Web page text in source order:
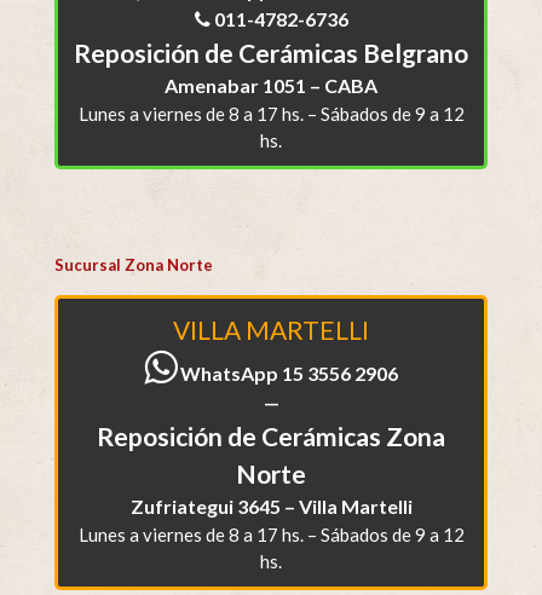
011-4782-6736
Reposición de Cerámicas Belgrano
Amenabar 1051 – CABA
Lunes a viernes de 8 a 17 hs. – Sábados de 9 a 12
hs.
Sucursal Zona Norte
VILLA MARTELLI
WhatsApp 15 3556 2906
—
Reposición de Cerámicas Zona
Norte
Zufriategui 3645 – Villa Martelli
Lunes a viernes de 8 a 17 hs. – Sábados de 9 a 12
hs.